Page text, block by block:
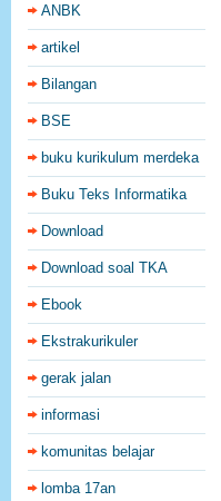
ANBK
artikel
Bilangan
BSE
buku kurikulum merdeka
Buku Teks Informatika
Download
Download soal TKA
Ebook
Ekstrakurikuler
gerak jalan
informasi
komunitas belajar
lomba 17an